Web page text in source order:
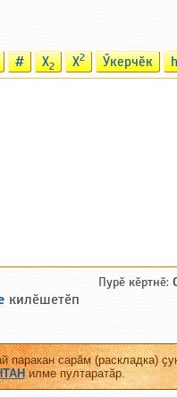
# X2 X2 Ӳкерчӗк
Пурӗ кӗртнӗ:
килӗшетӗп
сарӑм (раскладка)
илме пултаратӑр.